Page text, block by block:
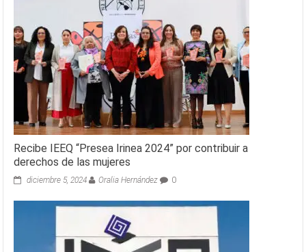
Recibe IEEQ “Presea Irinea 2024” por contribuir a
derechos de las mujeres
diciembre 5, 2024 Oralia Hernández 0